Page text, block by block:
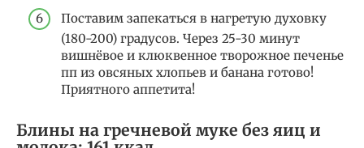
Поставим запекаться в нагретую духовку
(180-200) градусов. Через 25-30 минут
вишнёвое и клюквенное творожное печенье
пп из овсяных хлопьев и банана готово!
Приятного аппетита!
Блины на гречневой муке без яиц и